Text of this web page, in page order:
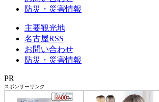
防災・災害情報
主要観光地
名古屋RSS
お問い合わせ
防災・災害情報
PR
スポンサーリンク